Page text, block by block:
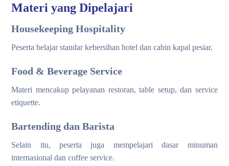
Materi yang Dipelajari
Housekeeping Hospitality
Peserta belajar standar kebersihan hotel dan cabin kapal pesiar.
Food & Beverage Service
Materi mencakup pelayanan restoran, table setup, dan service
etiquette.
Bartending dan Barista
Selain itu, peserta juga mempelajari dasar minuman
internasional dan coffee service.